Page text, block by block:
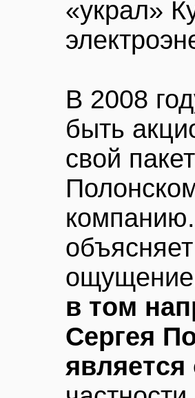
«украл»
В 2008
быть
свой
в том
Сергея